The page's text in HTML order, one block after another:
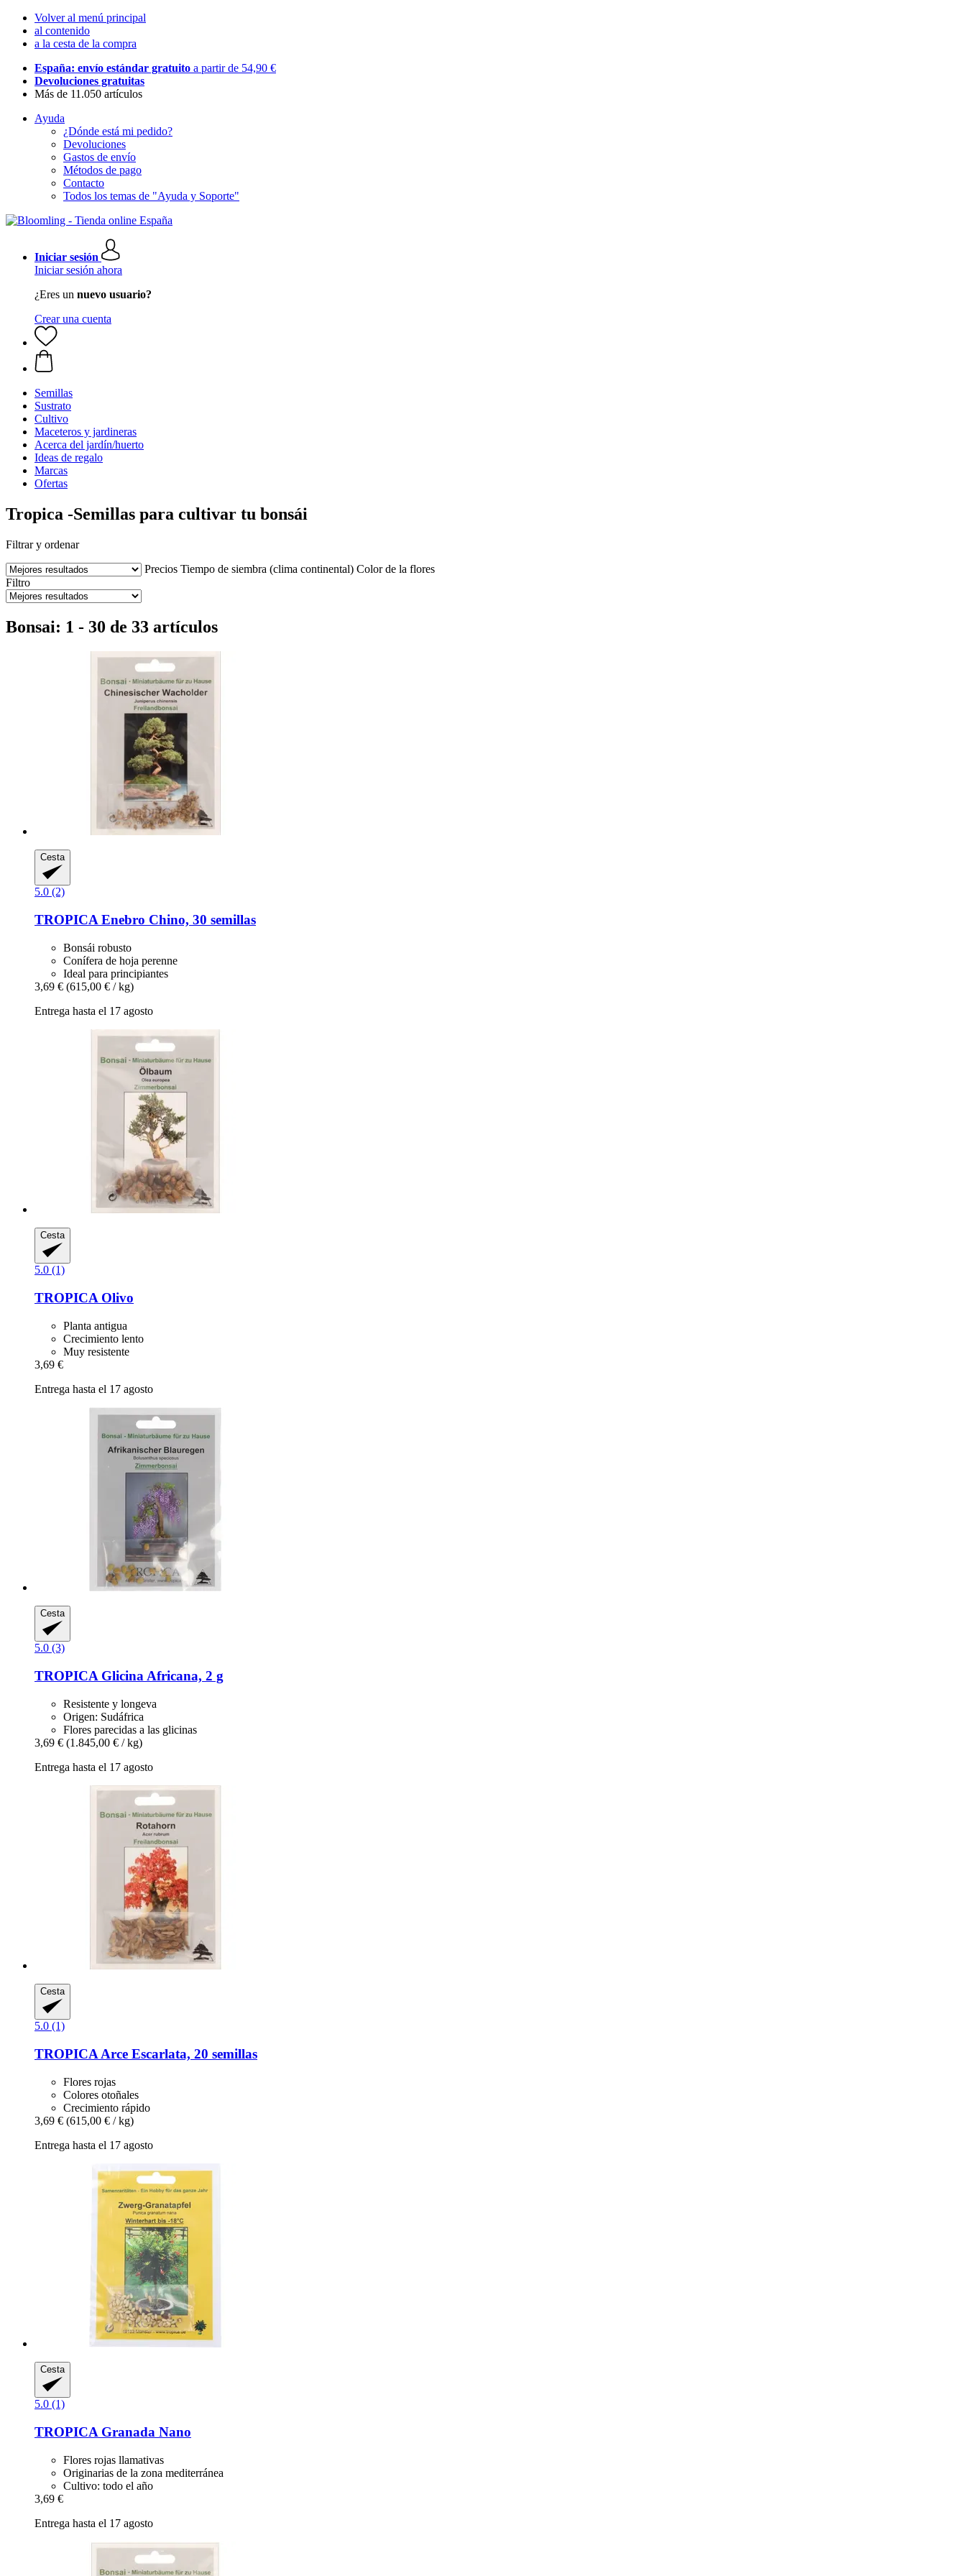
Volver al menú principal
al contenido
a la cesta de la compra
España: envío estándar gratuito a partir de 54,90 €
Devoluciones gratuitas
Más de 11.050 artículos
Ayuda
¿Dónde está mi pedido?
Devoluciones
Gastos de envío
Métodos de pago
Contacto
Todos los temas de "Ayuda y Soporte"
Iniciar sesión
Iniciar sesión ahora
¿Eres un nuevo usuario?
Crear una cuenta
Semillas
Sustrato
Cultivo
Maceteros y jardineras
Acerca del jardín/huerto
Ideas de regalo
Marcas
Ofertas
Tropica -Semillas para cultivar tu bonsái
Filtrar y ordenar
Precios Tiempo de siembra (clima continental) Color de la flores
Filtro
Bonsai: 1 - 30 de 33 artículos
Cesta
5.0 (2)
TROPICA Enebro Chino, 30 semillas
Bonsái robusto
Conífera de hoja perenne
Ideal para principiantes
3,69 € (615,00 € / kg)
Entrega hasta el 17 agosto
Cesta
5.0 (1)
TROPICA Olivo
Planta antigua
Crecimiento lento
Muy resistente
3,69 €
Entrega hasta el 17 agosto
Cesta
5.0 (3)
TROPICA Glicina Africana, 2 g
Resistente y longeva
Origen: Sudáfrica
Flores parecidas a las glicinas
3,69 € (1.845,00 € / kg)
Entrega hasta el 17 agosto
Cesta
5.0 (1)
TROPICA Arce Escarlata, 20 semillas
Flores rojas
Colores otoñales
Crecimiento rápido
3,69 € (615,00 € / kg)
Entrega hasta el 17 agosto
Cesta
5.0 (1)
TROPICA Granada Nano
Flores rojas llamativas
Originarias de la zona mediterránea
Cultivo: todo el año
3,69 €
Entrega hasta el 17 agosto